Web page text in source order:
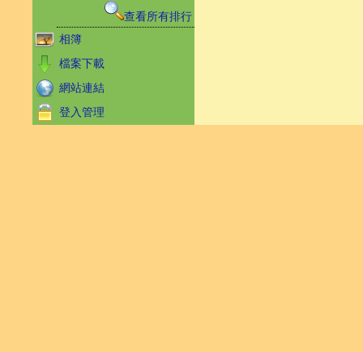
查看所有排行
相簿
檔案下載
網站連結
登入管理